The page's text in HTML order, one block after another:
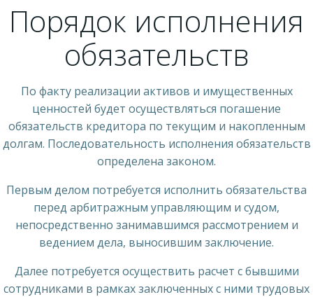
Порядок исполнения
обязательств
По факту реализации активов и имущественных
ценностей будет осуществляться погашение
обязательств кредитора по текущим и накопленным
долгам. Последовательность исполнения обязательств
определена законом.
Первым делом потребуется исполнить обязательства
перед арбитражным управляющим и судом,
непосредственно занимавшимся рассмотрением и
ведением дела, выносившим заключение.
Далее потребуется осуществить расчет с бывшими
сотрудниками в рамках заключенных с ними трудовых